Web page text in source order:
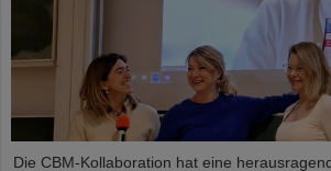
Die CBM-Kollaboration hat eine